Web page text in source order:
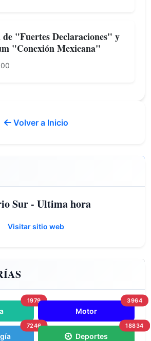
"Fuertes Declaraciones" y
"Conexión Mexicana"
Volver a Inicio
Sur - Ultima hora
Visitar sitio web
1979
Motor
3964
7246
Deportes
18834